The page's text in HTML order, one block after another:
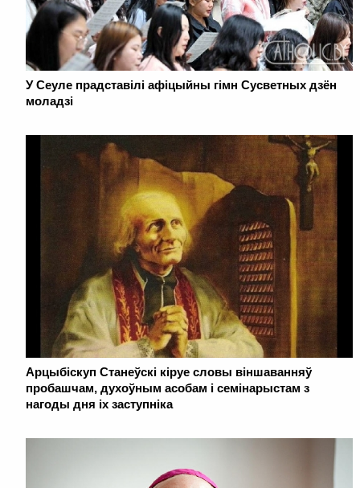
У Сеуле прадставілі афіцыйны гімн Сусветных дзён
моладзі
Арцыбіскуп Станеўскі кіруе словы віншаванняў
пробашчам, духоўным асобам і семінарыстам з
нагоды дня іх заступніка